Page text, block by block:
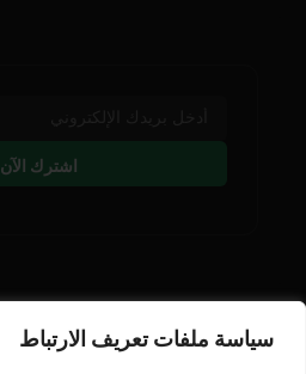
سياسة ملفات تعريف الارتباط
اشترك الآن